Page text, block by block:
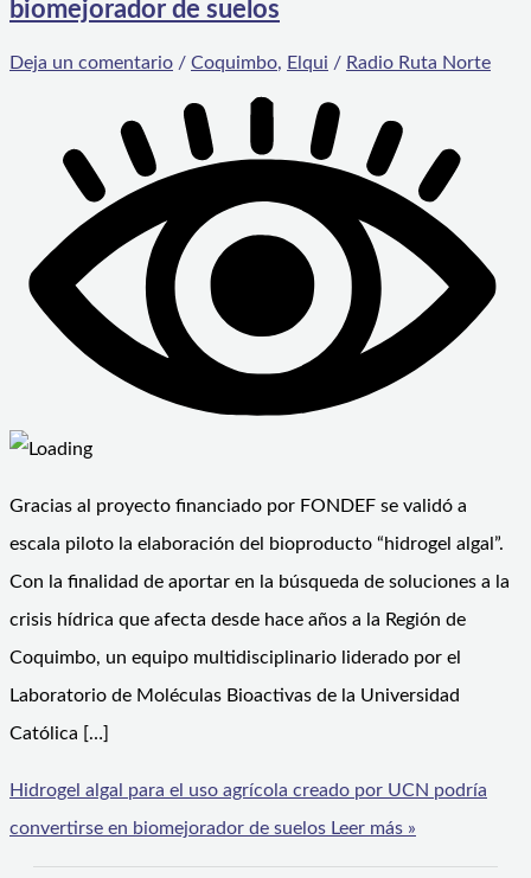
biomejorador de suelos
Deja un comentario / Coquimbo, Elqui / Radio Ruta Norte
Gracias al proyecto financiado por FONDEF se validó a
escala piloto la elaboración del bioproducto “hidrogel algal”.
Con la finalidad de aportar en la búsqueda de soluciones a la
crisis hídrica que afecta desde hace años a la Región de
Coquimbo, un equipo multidisciplinario liderado por el
Laboratorio de Moléculas Bioactivas de la Universidad
Católica […]
Hidrogel algal para el uso agrícola creado por UCN podría
convertirse en biomejorador de suelos Leer más »